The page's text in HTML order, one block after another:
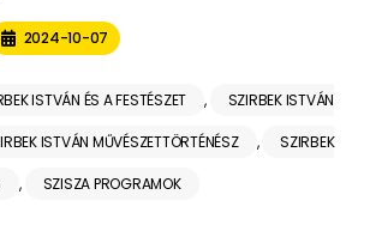
2024-10-07
ISTVÁN ÉS A FESTÉSZET , SZIRBEK ISTVÁN
ISTVÁN MŰVÉSZETTÖRTÉNÉSZ , SZIRBEK
, SZISZA PROGRAMOK